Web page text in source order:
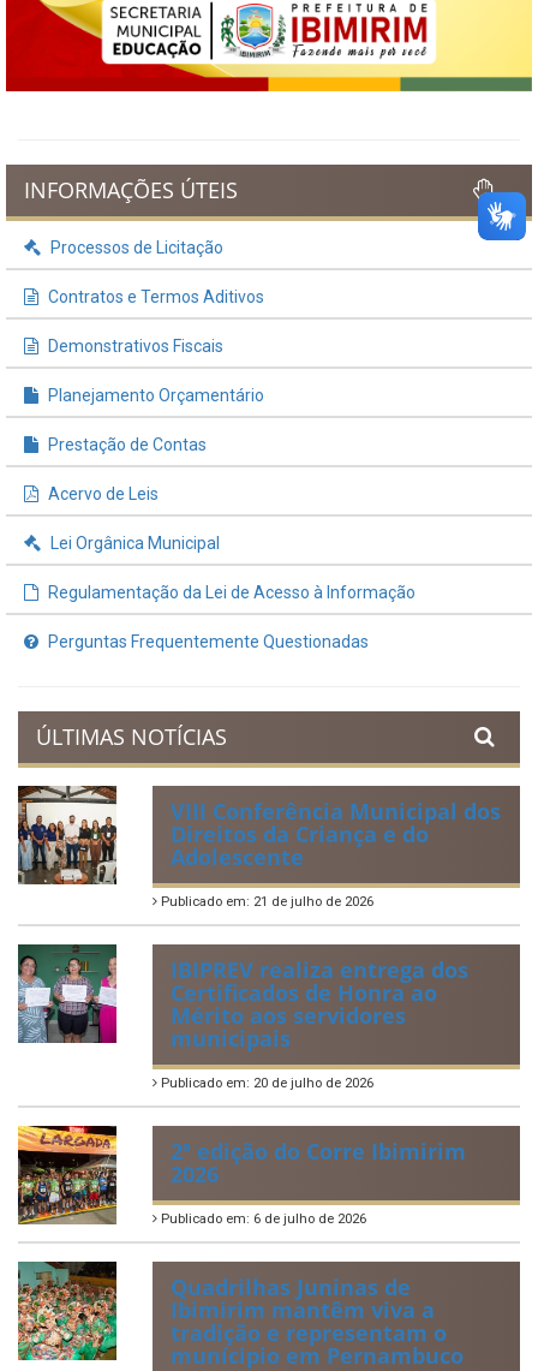
INFORMAÇÕES ÚTEIS
Processos de Licitação
Contratos e Termos Aditivos
Demonstrativos Fiscais
Planejamento Orçamentário
Prestação de Contas
Acervo de Leis
Lei Orgânica Municipal
Regulamentação da Lei de Acesso à Informação
Perguntas Frequentemente Questionadas
ÚLTIMAS NOTÍCIAS
VIII Conferência Municipal dos
Direitos da Criança e do
Adolescente
Publicado em: 21 de julho de 2026
IBIPREV realiza entrega dos
Certificados de Honra ao
Mérito aos servidores
municipais
Publicado em: 20 de julho de 2026
2ª edição do Corre Ibimirim
2026
Publicado em: 6 de julho de 2026
Quadrilhas Juninas de
Ibimirim mantêm viva a
tradição e representam o
munícipio em Pernambuco